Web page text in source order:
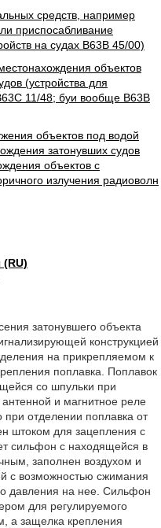
средств, например
приспосабливание
на судах B63B 45/00)
объектов
(устройства для
11/48; буи вообще B63B
объектов под водой
затонувших судов
объектов с
излучения радиоволн
затонувшего объекта
конструкцией
на прикрепляемом к
поплавка. Поплавок
со шпульки при
и магнитное реле
отделении поплавка от
штоком для зацепления с
сильфон с находящейся в
заполнен воздухом и
с возможностью сжимания
давления на нее. Сильфон
для регулируемого
а защелка крепления